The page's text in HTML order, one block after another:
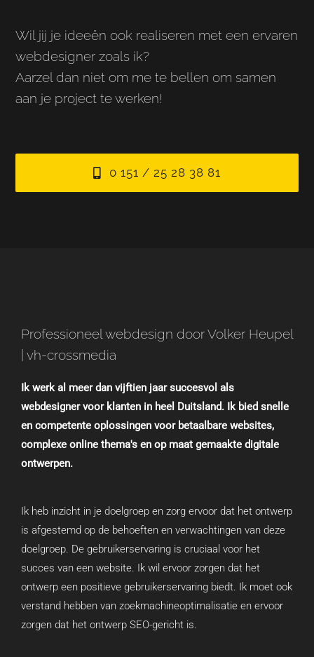
Wil jij je ideeën ook realiseren met een ervaren
webdesigner zoals ik?
Aarzel dan niet om me te bellen om samen
aan je project te werken!
0 151 / 25 28 38 81
Professioneel webdesign door Volker Heupel
| vh-crossmedia
Ik werk al meer dan vijftien jaar succesvol als
webdesigner voor klanten in heel Duitsland. Ik bied snelle
en competente oplossingen voor betaalbare websites,
complexe online thema's en op maat gemaakte digitale
ontwerpen.
Ik heb inzicht in je doelgroep en zorg ervoor dat het ontwerp
is afgestemd op de behoeften en verwachtingen van deze
doelgroep. De gebruikerservaring is cruciaal voor het
succes van een website. Ik wil ervoor zorgen dat het
ontwerp een positieve gebruikerservaring biedt. Ik moet ook
verstand hebben van zoekmachineoptimalisatie en ervoor
zorgen dat het ontwerp SEO-gericht is.